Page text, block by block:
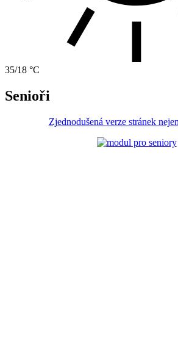
35/18 °C
Senioři
Zjednodušená verze stránek